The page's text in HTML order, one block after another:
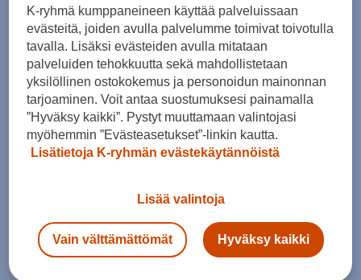
K-ryhmä kumppaneineen käyttää palveluissaan
evästeitä, joiden avulla palvelumme toimivat toivotulla
tavalla. Lisäksi evästeiden avulla mitataan
palveluiden tehokkuutta sekä mahdollistetaan
yksilöllinen ostokokemus ja personoidun mainonnan
tarjoaminen. Voit antaa suostumuksesi painamalla
”Hyväksy kaikki”. Pystyt muuttamaan valintojasi
myöhemmin ”Evästeasetukset”-linkin kautta.
Lisätietoja K-ryhmän evästekäytännöistä
Lisää valintoja
Vain välttämättömät Hyväksy kaikki